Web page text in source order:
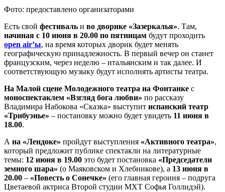
Фото: предоставлено организаторами
Есть свой фестиваль и во дворике «Зазеркалья». Там,
начиная с 10 июня в 20.00 по пятницам будут проходить
open air’ы, на время которых дворик будет менять
географическую принадлежность. В первый вечер он станет
французским, через неделю – итальянским и так далее. И
соответствующую музыку будут исполнять артисты театра.
На Малой сцене Молодежного театра на Фонтанке с
моноспектаклем «Взгляд бога любви» по рассказу
Владимира Набокова «Сказка» выступит испанский театр
«Трибуэнье» – постановку можно будет увидеть 11 июня в
18.00.
А на «Лендоке» пройдут выступления «Активного театра»,
который предложит публике спектакли на литературные
темы: 12 июня в 19.00 это будет постановка «Председатели
земного шара» (о Маяковском и Хлебникове), а 13 июня в
20.00 – «Повесть о Сонечке» (его главная героиня – подруга
Цветаевой актриса Второй студии МХТ Софья Голлидэй).